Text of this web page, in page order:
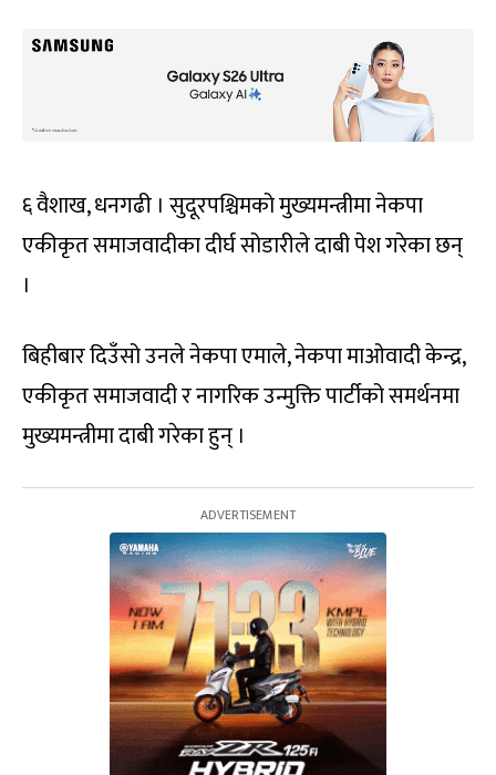
६ वैशाख, धनगढी । सुदूरपश्चिमको मुख्यमन्त्रीमा नेकपा
एकीकृत समाजवादीका दीर्घ सोडारीले दाबी पेश गरेका छन्
।
बिहीबार दिउँसो उनले नेकपा एमाले, नेकपा माओवादी केन्द्र,
एकीकृत समाजवादी र नागरिक उन्मुक्ति पार्टीको समर्थनमा
मुख्यमन्त्रीमा दाबी गरेका हुन् ।